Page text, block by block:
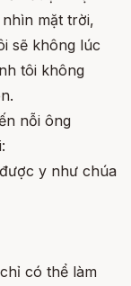
mặt trời,
sẽ không lúc
tôi không
nỗi ông
y như chúa
có thể làm